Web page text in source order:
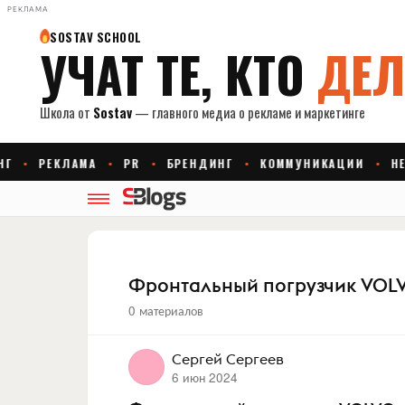
РЕКЛАМА
Фронтальный погрузчик
0 материалов
Сергей Сергеев
6 июн 2024